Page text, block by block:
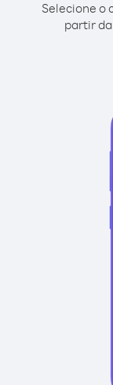
Selecione o
partir